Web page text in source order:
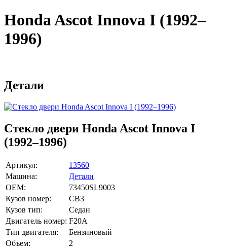
Honda Ascot Innova I (1992–
1996)
Детали
Стекло двери Honda Ascot Innova I
(1992–1996)
Артикул:
13560
Машина:
Детали
OEM:
73450SL9003
Кузов номер:
CB3
Кузов тип:
Седан
Двигатель номер: F20A
Тип двигателя:
Бензиновый
Объем:
2